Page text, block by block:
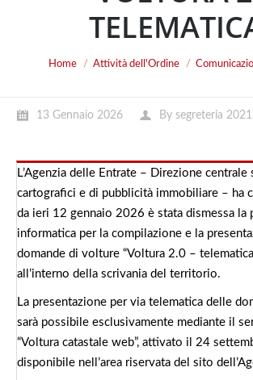
You are here:
Home Attività dell'Ordine
13 Gennaio 2026 By segreteria 2021
L’Agenzia delle Entrate – Direzione centrale
cartografici e di pubblicità immobiliare – ha
da ieri 12 gennaio 2026 è stata dismessa la
informatica per la compilazione e la
domande di volture “Voltura 2.0 –
all’interno della scrivania del territorio.
La presentazione per via telematica delle
sarà possibile esclusivamente mediante il
“Voltura catastale web”, attivato il 24
disponibile nell’area riservata del sito